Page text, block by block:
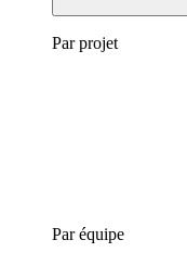
Par projet
Par équipe